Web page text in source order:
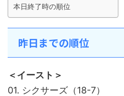
本日終了時の順位
昨日までの順位
＜イースト＞
01. シクサーズ（18-7）